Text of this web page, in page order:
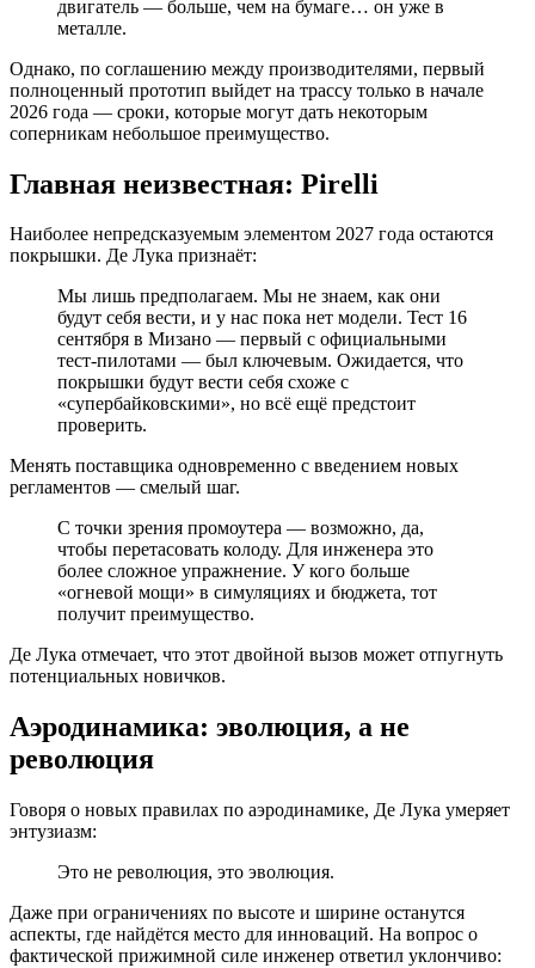
двигатель — больше, чем на бумаге… он уже в
металле.
Однако, по соглашению между производителями, первый
полноценный прототип выйдет на трассу только в начале
2026 года — сроки, которые могут дать некоторым
соперникам небольшое преимущество.
Главная неизвестная: Pirelli
Наиболее непредсказуемым элементом 2027 года остаются
покрышки. Де Лука признаёт:
Мы лишь предполагаем. Мы не знаем, как они
будут себя вести, и у нас пока нет модели. Тест 16
сентября в Мизано — первый с официальными
тест-пилотами — был ключевым. Ожидается, что
покрышки будут вести себя схоже с
«супербайковскими», но всё ещё предстоит
проверить.
Менять поставщика одновременно с введением новых
регламентов — смелый шаг.
С точки зрения промоутера — возможно, да,
чтобы перетасовать колоду. Для инженера это
более сложное упражнение. У кого больше
«огневой мощи» в симуляциях и бюджета, тот
получит преимущество.
Де Лука отмечает, что этот двойной вызов может отпугнуть
потенциальных новичков.
Аэродинамика: эволюция, а не
революция
Говоря о новых правилах по аэродинамике, Де Лука умеряет
энтузиазм:
Это не революция, это эволюция.
Даже при ограничениях по высоте и ширине останутся
аспекты, где найдётся место для инноваций. На вопрос о
фактической прижимной силе инженер ответил уклончиво: